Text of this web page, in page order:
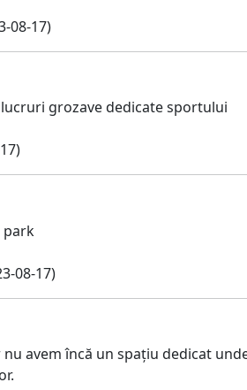
08-17)
grozave dedicate sportului
park
08-17)
avem încă un spațiu dedicat